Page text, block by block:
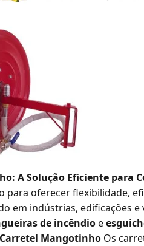
A Solução Eficiente para
para oferecer flexibilidade,
em indústrias, edificações
de incêndioe
Mangotinho Os